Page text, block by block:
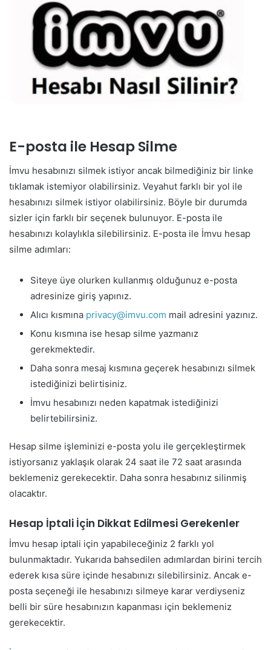
E-posta ile Hesap Silme
İmvu hesabınızı silmek istiyor ancak bilmediğiniz bir linke
tıklamak istemiyor olabilirsiniz. Veyahut farklı bir yol ile
hesabınızı silmek istiyor olabilirsiniz. Böyle bir durumda
sizler için farklı bir seçenek bulunuyor. E-posta ile
hesabınızı kolaylıkla silebilirsiniz. E-posta ile İmvu hesap
silme adımları:
Siteye üye olurken kullanmış olduğunuz e-posta
adresinize giriş yapınız.
Alıcı kısmına privacy@imvu.com mail adresini yazınız.
Konu kısmına ise hesap silme yazmanız
gerekmektedir.
Daha sonra mesaj kısmına geçerek hesabınızı silmek
istediğinizi belirtisiniz.
İmvu hesabınızı neden kapatmak istediğinizi
belirtebilirsiniz.
Hesap silme işleminizi e-posta yolu ile gerçekleştirmek
istiyorsanız yaklaşık olarak 24 saat ile 72 saat arasında
beklemeniz gerekecektir. Daha sonra hesabınız silinmiş
olacaktır.
Hesap İptali İçin Dikkat Edilmesi Gerekenler
İmvu hesap iptali için yapabileceğiniz 2 farklı yol
bulunmaktadır. Yukarıda bahsedilen adımlardan birini tercih
ederek kısa süre içinde hesabınızı silebilirsiniz. Ancak e-
posta seçeneği ile hesabınızı silmeye karar verdiyseniz
belli bir süre hesabınızın kapanması için beklemeniz
gerekecektir.